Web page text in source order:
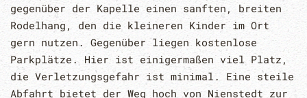
gegenüber der Kapelle einen sanften, breiten
Rodelhang, den die kleineren Kinder im Ort
gern nutzen. Gegenüber liegen kostenlose
Parkplätze. Hier ist einigermaßen viel Platz,
die Verletzungsgefahr ist minimal. Eine steile
Abfahrt bietet der Weg hoch von Nienstedt zur